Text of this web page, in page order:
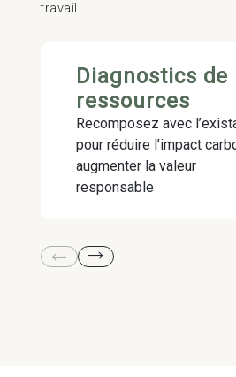
travail.
Diagnostics de
ressources
Recomposez avec
pour réduire l’impact
augmenter la valeur
responsable